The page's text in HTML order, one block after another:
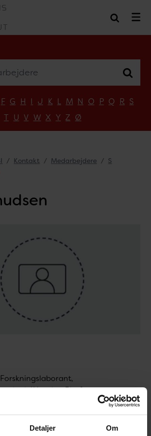
Detaljer Om
F G H I J K L M N O P Q R S
T U V W X Y Z Ø
Kontakt Medarbejdere
S
/ Vaccine Platforms